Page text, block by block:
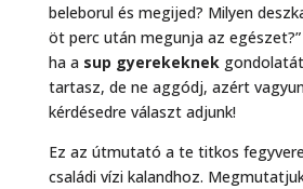
beleborul és megijed? Milyen
öt perc után megunja az
ha a sup gyerekeknek
tartasz, de ne aggódj, azért
kérdésedre választ adjunk!
Ez az útmutató a te titkos
családi vízi kalandhoz.